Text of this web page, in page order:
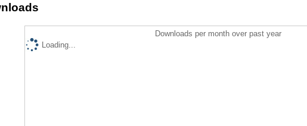
Downloads per month over past year
Loading...